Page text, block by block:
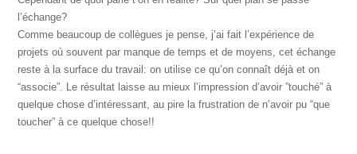
l’échange?
Comme beaucoup de collègues je pense, j’ai fait l’expérience de
projets où souvent par manque de temps et de moyens, cet échange
reste à la surface du travail: on utilise ce qu’on connaît déjà et on
“associe”. Le résultat laisse au mieux l’impression d’avoir ”touché” à
quelque chose d’intéressant, au pire la frustration de n’avoir pu “que
toucher” à ce quelque chose!!